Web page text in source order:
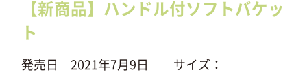
【新商品】ハンドル付ソフトバケッ
ト
発売日 2021年7月9日 サイズ：